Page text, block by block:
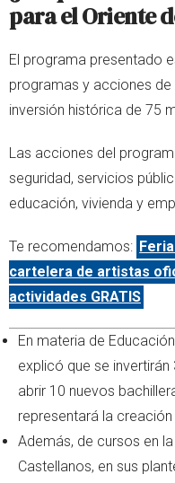
para el Oriente
El programa presentado
programas y acciones
inversión histórica de 75
Las acciones del
seguridad, servicios
educación, vivienda y
Te recomendamos:
cartelera de artistas
actividades GRATIS
En materia de
explicó que se
abrir 10 nuevos
representará la
Además, de cursos en
Castellanos, en sus